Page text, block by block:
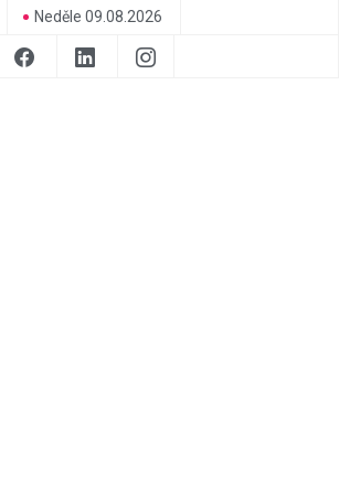
Neděle 09.08.2026